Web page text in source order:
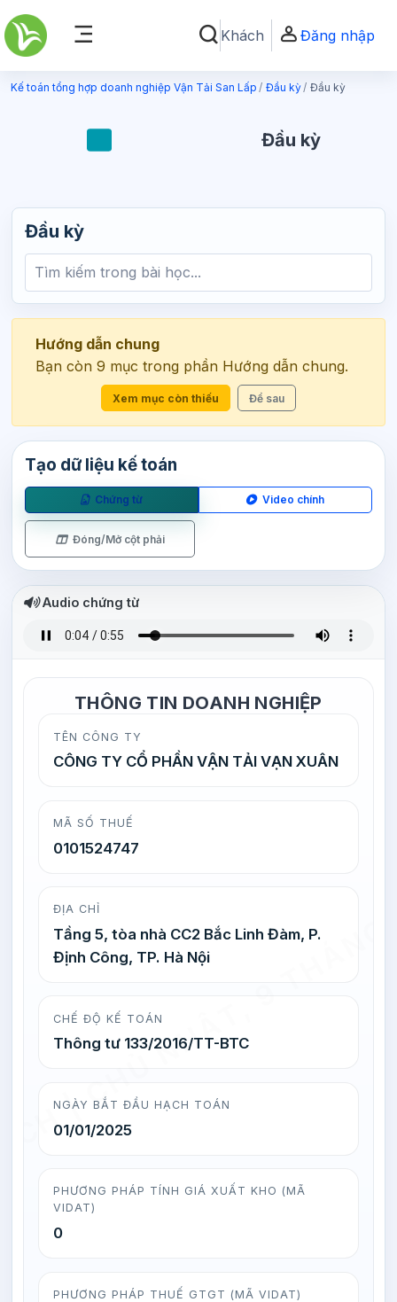
Chuyển tới nội dung chính
Bảng điều khiển cạnh
Chuyển đổi chọn tìm kiếm
Khách Đăng nhập
Kế toán tổng hợp doanh nghiệp Vận Tải San Lấp Đầu kỳ Đầu kỳ
Đầu kỳ
Đầu kỳ
Hướng dẫn chung
Bạn còn 9 mục trong phần Hướng dẫn chung.
Xem mục còn thiếu Để sau
Tạo dữ liệu kế toán
Chứng từ Video chính
Đóng/Mở cột phải
Audio chứng từ
NHẬT, 9
THÔNG TIN DOANH NGHIỆP
TÊN CÔNG TY
CÔNG TY CỔ PHẦN VẬN TẢI VẠN XUÂN
MÃ SỐ THUẾ
0101524747
ĐỊA CHỈ
Tầng 5, tòa nhà CC2 Bắc Linh Đàm, P.
Định Công, TP. Hà Nội
CHẾ ĐỘ KẾ TOÁN
Thông tư 133/2016/TT-BTC
NGÀY BẮT ĐẦU HẠCH TOÁN
01/01/2025
PHƯƠNG PHÁP TÍNH GIÁ XUẤT KHO (MÃ
VIDAT)
0
PHƯƠNG PHÁP THUẾ GTGT (MÃ VIDAT)